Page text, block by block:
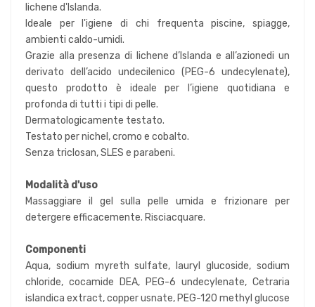
lichene d'Islanda.
Ideale per l'igiene di chi frequenta piscine, spiagge,
ambienti caldo-umidi.
Grazie alla presenza di lichene d’Islanda e all’azionedi un
derivato dell’acido undecilenico (PEG-6 undecylenate),
questo prodotto è ideale per l’igiene quotidiana e
profonda di tutti i tipi di pelle.
Dermatologicamente testato.
Testato per nichel, cromo e cobalto.
Senza triclosan, SLES e parabeni.
Modalità d'uso
Massaggiare il gel sulla pelle umida e frizionare per
detergere efficacemente. Risciacquare.
Componenti
Aqua, sodium myreth sulfate, lauryl glucoside, sodium
chloride, cocamide DEA, PEG-6 undecylenate, Cetraria
islandica extract, copper usnate, PEG-120 methyl glucose